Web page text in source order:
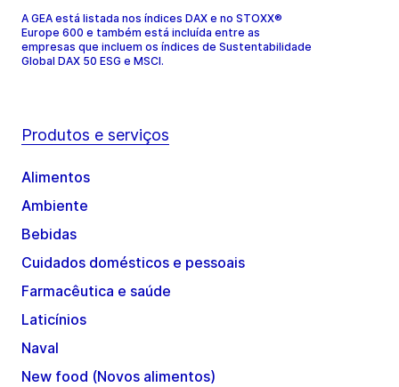
A GEA está listada nos índices DAX e no STOXX®
Europe 600 e também está incluída entre as
empresas que incluem os índices de Sustentabilidade
Global DAX 50 ESG e MSCI.
Produtos e serviços
Alimentos
Ambiente
Bebidas
Cuidados domésticos e pessoais
Farmacêutica e saúde
Laticínios
Naval
New food (Novos alimentos)